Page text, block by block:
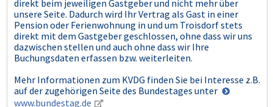
direkt beim jeweiligen Gastgeber und nicht mehr über
unsere Seite. Dadurch wird Ihr Vertrag als Gast in einer
Pension oder Ferienwohnung in und um Troisdorf stets
direkt mit dem Gastgeber geschlossen, ohne dass wir uns
dazwischen stellen und auch ohne dass wir Ihre
Buchungsdaten erfassen bzw. weiterleiten.
Mehr Informationen zum KVDG finden Sie bei Interesse z.B.
auf der zugehörigen Seite des Bundestages unter
www.bundestag.de